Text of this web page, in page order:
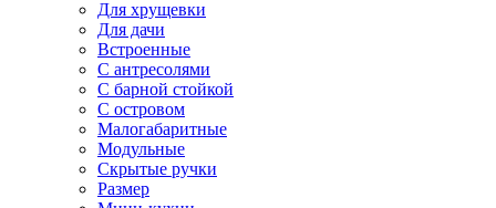
Для хрущевки
Для дачи
Встроенные
С антресолями
С барной стойкой
С островом
Малогабаритные
Модульные
Скрытые ручки
Размер